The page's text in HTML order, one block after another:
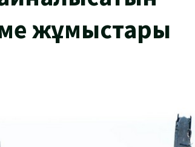
жұмыстары